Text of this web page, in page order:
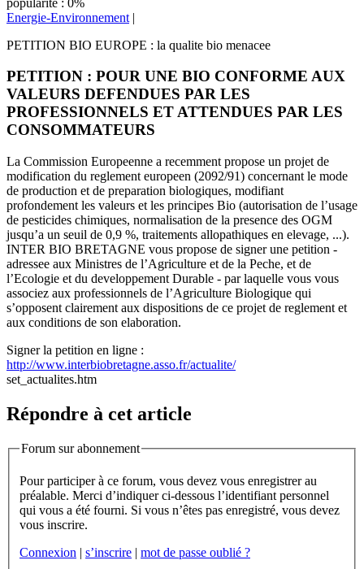
Energie-Environnement |
PETITION BIO EUROPE : la qualite bio menacee
PETITION : POUR UNE BIO CONFORME AUX
VALEURS DEFENDUES PAR LES
PROFESSIONNELS ET ATTENDUES PAR LES
CONSOMMATEURS
La Commission Europeenne a recemment propose un projet de
modification du reglement europeen (2092/91) concernant le mode
de production et de preparation biologiques, modifiant
profondement les valeurs et les principes Bio (autorisation de l’usage
de pesticides chimiques, normalisation de la presence des OGM
jusqu’a un seuil de 0,9 %, traitements allopathiques en elevage, ...).
INTER BIO BRETAGNE vous propose de signer une petition -
adressee aux Ministres de l’Agriculture et de la Peche, et de
l’Ecologie et du developpement Durable - par laquelle vous vous
associez aux professionnels de l’Agriculture Biologique qui
s’opposent clairement aux dispositions de ce projet de reglement et
aux conditions de son elaboration.
Signer la petition en ligne :
http://www.interbiobretagne.asso.fr/actualite/
set_actualites.htm
Répondre à cet article
Forum sur abonnement
Pour participer à ce forum, vous devez vous enregistrer au
préalable. Merci d’indiquer ci-dessous l’identifiant personnel
qui vous a été fourni. Si vous n’êtes pas enregistré, vous devez
vous inscrire.
Connexion | s’inscrire | mot de passe oublié ?